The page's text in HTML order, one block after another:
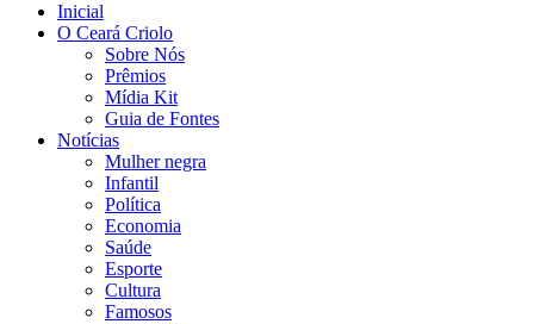
Inicial
O Ceará Criolo
Sobre Nós
Prêmios
Mídia Kit
Guia de Fontes
Notícias
Mulher negra
Infantil
Política
Economia
Saúde
Esporte
Cultura
Famosos